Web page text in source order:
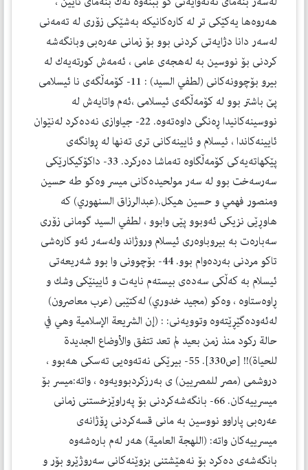
هه‌روه‌ها یه‌كێكی تر له‌ كاره‌كانیكه‌ به‌شێكی زۆری له‌ ته‌مه‌نی
له‌سه‌ر دانا دژایه‌تی كردنی بوو بۆ زمانی عه‌ره‌بی وبانگه‌شه‌
كردنی بۆ نووسین به‌ له‌هجه‌ی عامی ، ئه‌مه‌ش كورته‌یه‌ك له‌
بیرو بۆچوونه‌كانی (لطفي السید) : 11- كۆمه‌ڵگه‌ی نا ئیسلامی
پێ باشتر بوو له‌ كۆمه‌ڵگه‌ی ئیسلامی ،ئه‌م واتایه‌ش له‌
نووسینه‌كانیدا ڕه‌نگی داوه‌ته‌وه‌. 22- جیاوازی نه‌ده‌كرد له‌نێوان
ئایینه‌كاندا ، ئیسلام و ئایینه‌كانی تری ته‌نها له‌ ڕوانگه‌ی
پێكهاته‌یه‌كی كۆمه‌ڵگاوه‌ ته‌ماشا ده‌ركرد. 33- داكۆكیكارێكی
سه‌رسه‌خت بوو له‌ سه‌ر مولحیده‌كانی میسر وه‌كو طه حسین
ومنصور فهمي و حسین هیكل.(عبدالرزاق السنهوري) كه‌
هاوڕێی نزیكی ئه‌وبوو پێی وابوو ، لطفي السید گومانی زۆری
سه‌باره‌ت به‌ بیروباوه‌ری ئیسلام وروژاند وله‌سه‌ر ئه‌و كاره‌شی
تاكو مردنی به‌رده‌وام بوو. 44- بۆچوونی وا بوو شه‌ریعه‌تی
ئیسلام به‌ كه‌ڵكی سه‌ده‌ی بیسته‌م نایه‌ت و ئایینێكی وشك و
ڕاوه‌ستاوه‌ ، وه‌كو (مجيد خدوري) له‌كتێبی (عرب معاصرون)
له‌ئه‌وده‌گێڕێته‌وه‌ وتوویه‌نی: : (إن الشريعة الإسلامية وهي في
حالة ركود منذ زمن بعيد لم تعد تتفق والأوضاع الجديدة
للحياة)!! [ص330]. 55- بیرێكی نه‌ته‌وه‌یی ته‌سكی هه‌بوو ،
دروشمی (مصر للمصریین) ی به‌رزكردبوویه‌وه‌ ، واته‌:میسر بۆ
میسرییه‌كان. 66- بانگه‌شه‌كردنی بۆ په‌راوێزخستنی زمانی
عه‌ره‌بی پاراوو نووسین به‌ مانی قسه‌كردنی ڕۆژانه‌ی
میسرییه‌كان واته‌: (اللهجة العامیة) هه‌ر له‌م باره‌شه‌وه‌
بانگه‌شه‌ی ده‌كرد بۆ نه‌هێشتنی بزوێنه‌كانی سه‌روژێرو بۆر و